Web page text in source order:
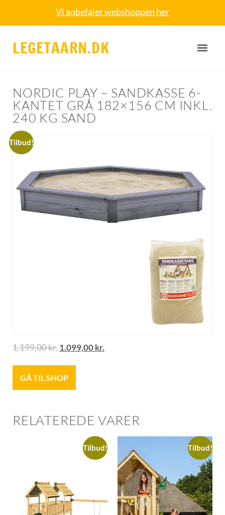
Vi anbefaler webshoppen her
LEGETAARN.DK
NORDIC PLAY – SANDKASSE 6-
KANTET GRÅ 182×156 CM INKL.
240 KG SAND
Tilbud!
1.199,00kr.1.099,00kr.
GÅ TIL SHOP
RELATEREDE VARER
Tilbud! Tilbud!